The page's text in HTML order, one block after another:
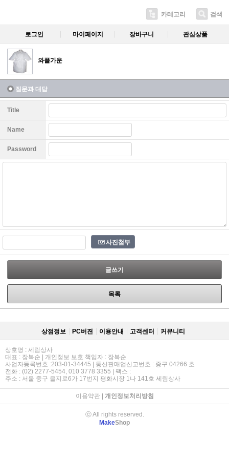
카테고리 검색
로그인 마이페이지 장바구니 관심상품
와플가운
질문과 대답
Title
Name
Password
사진첨부
글쓰기
목록
상점정보 PC버젼 이용안내 고객센터 커뮤니티
상호명 : 세림상사
대표 : 장복순 | 개인정보 보호 책임자 : 장복순
사업자등록번호 :203-01-34445 | 통신판매업신고번호 : 중구 04266 호
전화 : (02) 2277-5454, 010 3778 3355 | 팩스 :
주소 : 서울 중구 을지로6가 17번지 평화시장 1나 141호 세림상사
이용약관| 개인정보처리방침
ⓒ All rights reserved.
MakeShop